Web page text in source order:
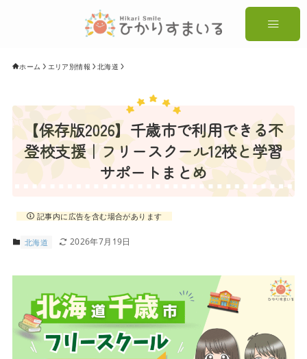
ホーム エリア別情報 北海道
【保存版2026】千歳市で利用できる不
登校支援｜フリースクール12校と学習
サポートまとめ
記事内に広告を含む場合があります
北海道 2026年7月19日